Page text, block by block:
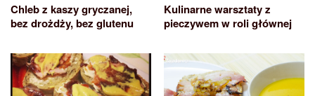
Chleb z kaszy gryczanej,
bez drożdży, bez glutenu
Kulinarne warsztaty z
pieczywem w roli głównej